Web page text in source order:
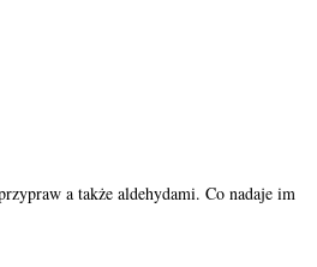
a także aldehydami. Co nadaje im